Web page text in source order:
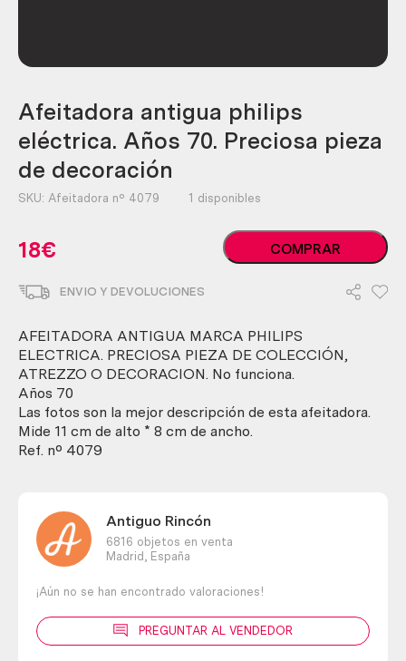
Afeitadora antigua philips
eléctrica. Años 70. Preciosa pieza
de decoración
SKU: Afeitadora nº 4079 1 disponibles
18€
Afeitadora
antigua
70.
Preciosa
pieza
decoración
cantidad
COMPRAR
ENVIO Y DEVOLUCIONES
AFEITADORA ANTIGUA MARCA PHILIPS
ELECTRICA. PRECIOSA PIEZA DE COLECCIÓN,
ATREZZO O DECORACION. No funciona.
Años 70
Las fotos son la mejor descripción de esta afeitadora.
Mide 11 cm de alto * 8 cm de ancho.
Ref. nº 4079
Antiguo Rincón
6816 objetos en venta
Madrid,
España
¡Aún no se han encontrado valoraciones!
PREGUNTAR AL VENDEDOR